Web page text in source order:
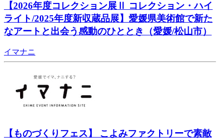
【2026年度コレクション展Ⅱ コレクション・ハイ
ライト/2025年度新収蔵品展】愛媛県美術館で新た
なアートと出会う感動のひととき（愛媛/松山市）
イマナニ
【ものづくりフェス】 こよみファクトリーで素敵